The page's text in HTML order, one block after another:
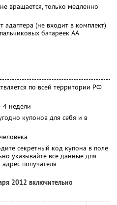
вращается, только медленно
адаптера (не входит в комплект)
батареек АА
по всей территории РФ
недели
купонов для себя и в
секретный код купона в поле
указывайте все данные для
получателя
2012 включительно